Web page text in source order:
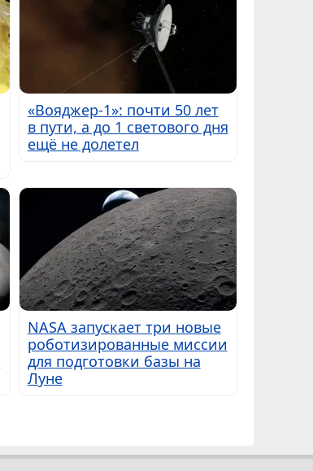
«Вояджер-1»: почти 50 лет
в пути, а до 1 светового дня
ещё не долетел
NASA запускает три новые
роботизированные миссии
для подготовки базы на
Луне